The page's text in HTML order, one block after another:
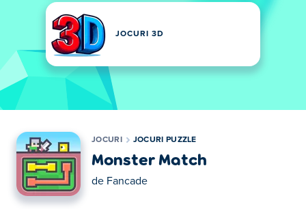
JOCURI 3D
JOCURI JOCURI PUZZLE
Monster Match
de Fancade